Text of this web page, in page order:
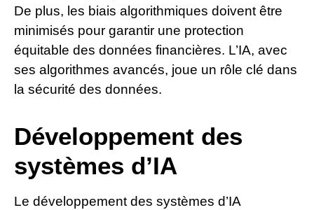
De plus, les biais algorithmiques doivent être
minimisés pour garantir une protection
équitable des données financières. L’IA, avec
ses algorithmes avancés, joue un rôle clé dans
la sécurité des données.
Développement des
systèmes d’IA
Le développement des systèmes d’IA